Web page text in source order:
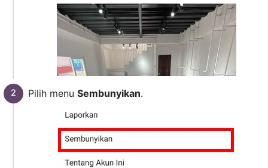
Pilih menu Sembunyikan.